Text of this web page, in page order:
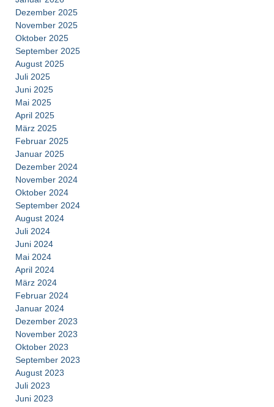
Dezember 2025
November 2025
Oktober 2025
September 2025
August 2025
Juli 2025
Juni 2025
Mai 2025
April 2025
März 2025
Februar 2025
Januar 2025
Dezember 2024
November 2024
Oktober 2024
September 2024
August 2024
Juli 2024
Juni 2024
Mai 2024
April 2024
März 2024
Februar 2024
Januar 2024
Dezember 2023
November 2023
Oktober 2023
September 2023
August 2023
Juli 2023
Juni 2023